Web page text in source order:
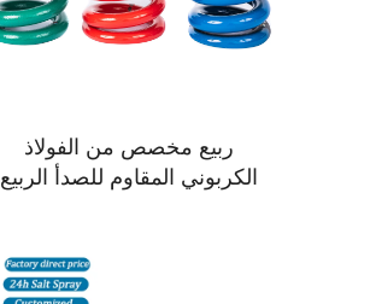
ربيع مخصص من الفولاذ
الكربوني المقاوم للصدأ الربيع